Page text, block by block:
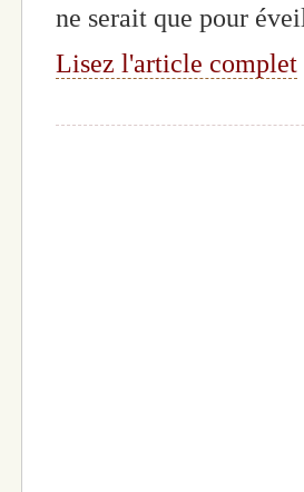
ne serait que pour
Lisez l'article complet